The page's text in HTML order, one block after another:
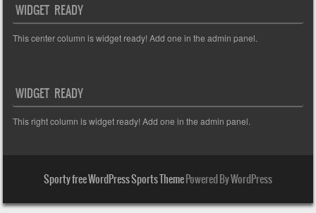
WIDGET READY
This center column is widget ready! Add one in the admin panel.
WIDGET READY
This right column is widget ready! Add one in the admin panel.
Sporty free WordPress Sports ThemePowered By WordPress